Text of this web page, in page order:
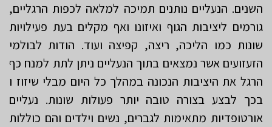
השנים. הנעליים נותנים תמיכה למלאה לכפות הרגליים,
גורמים ליציבות הגוף ואיזונו ואף מקלים בעת פעילויות
שונות כמו הליכה, ריצה, קפיצה ועוד. הודות לבולמי
הזעזועים אשר נמצאים בתוך הנעליים ניתן לתת למנח כף
הרגל את היציבות הנכונה במהלך כל היום מבלי שיזוז ו
בכך לבצע בצורה טובה יותר פעולות שונות. נעליים
אורטופדיות מתאימות לגברים, נשים וילדים והם כוללות